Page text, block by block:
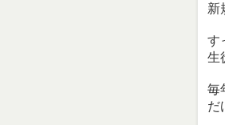
新
す
生
毎
だ